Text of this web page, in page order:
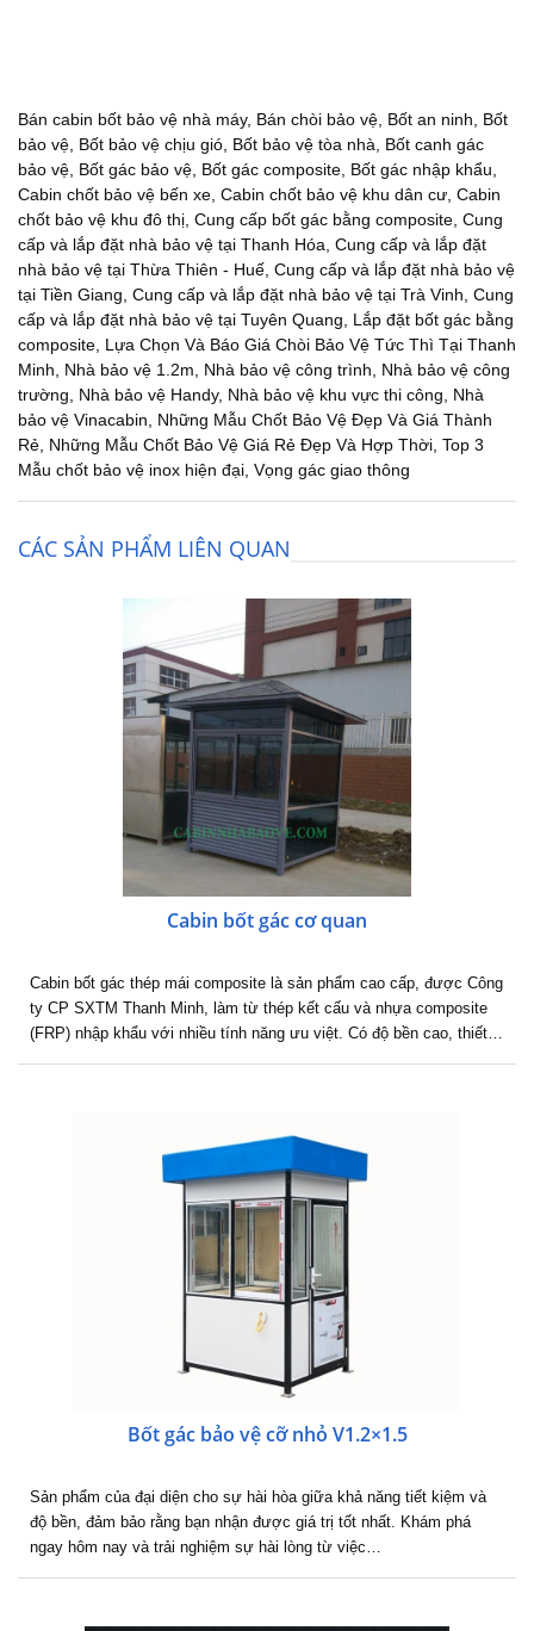
Bán cabin bốt bảo vệ nhà máy, Bán chòi bảo vệ Bốt an ninh
Bốt
bảo vệ Bốt bảo vệ chịu gió Bốt bảo vệ tòa nhà
Bốt canh gác
bảo vệ Bốt gác bảo vệ Bốt gác composite Bốt gác nhập khẩu
Cabin chốt bảo vệ bến xe Cabin chốt bảo vệ khu dân cư Cabin
chốt bảo vệ khu đô thị Cung cấp bốt gác bằng composite Cung
cấp và lắp đặt nhà bảo vệ tại Thanh Hóa Cung cấp và lắp đặt
nhà bảo vệ tại Thừa Thiên - Huế Cung cấp và lắp đặt nhà bảo vệ
tại Tiền Giang Cung cấp và lắp đặt nhà bảo vệ tại Trà Vinh Cung
cấp và lắp đặt nhà bảo vệ tại Tuyên Quang
Lắp đặt bốt gác bằng
composite Lựa Chọn Và Báo Giá Chòi Bảo Vệ Tức Thì Tại Thanh
Minh
Nhà bảo vệ 1.2m Nhà bảo vệ công trình
Nhà bảo vệ công
trường
Nhà bảo vệ Handy, Nhà bảo vệ khu vực thi công
Nhà
bảo vệ Vinacabin
Những Mẫu Chốt Bảo Vệ Đẹp Và Giá Thành
Rẻ Những Mẫu Chốt Bảo Vệ Giá Rẻ Đẹp Và Hợp Thời Top 3
Mẫu chốt bảo vệ inox hiện đại Vọng gác giao thông
CÁC SẢN PHẨM LIÊN QUAN
Cabin bốt gác cơ quan
Cabin bốt gác thép mái composite là sản phẩm cao cấp, được Công
ty CP SXTM Thanh Minh, làm từ thép kết cấu và nhựa composite
(FRP) nhập khẩu với nhiều tính năng ưu việt. Có độ bền cao, thiết…
Bốt gác bảo vệ cỡ nhỏ V1.2×1.5
Sản phẩm của đại diện cho sự hài hòa giữa khả năng tiết kiệm và
độ bền, đảm bảo rằng bạn nhận được giá trị tốt nhất. Khám phá
ngay hôm nay và trải nghiệm sự hài lòng từ việc…